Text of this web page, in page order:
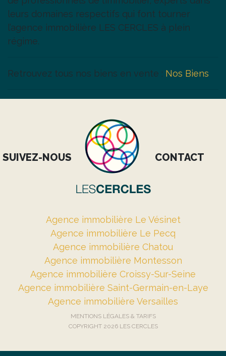
leurs domaines respectifs qui font tourner
l’agence immobilière LES CERCLES à plein
régime.
Retrouvez tous nos biens en vente : Nos Biens
SUIVEZ-NOUS CONTACT
Agence immobilière Le Vésinet
Agence immobilière Le Pecq
Agence immobilière Chatou
Agence immobilière Montesson
Agence immobilière Croissy-Sur-Seine
Agence immobilière Saint-Germain-en-Laye
Agence immobilière Versailles
MENTIONS LÉGALES & TARIFS
COPYRIGHT 2026 LES CERCLES